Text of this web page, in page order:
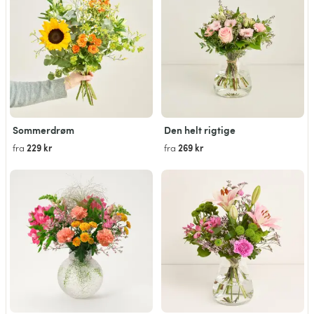
Sommerdrøm
fra 229 kr
Den helt rigtige
fra 269 kr